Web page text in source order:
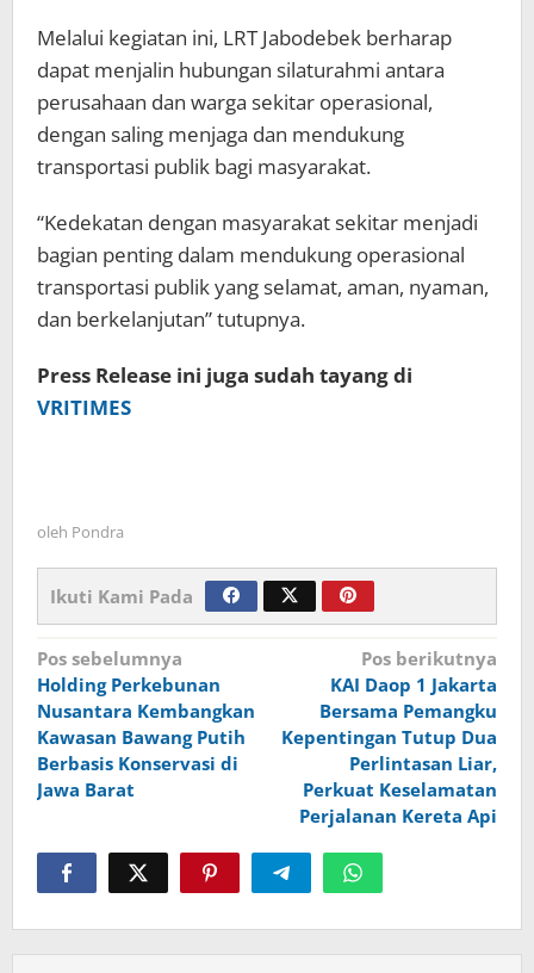
Melalui kegiatan ini, LRT Jabodebek berharap
dapat menjalin hubungan silaturahmi antara
perusahaan dan warga sekitar operasional,
dengan saling menjaga dan mendukung
transportasi publik bagi masyarakat.
“Kedekatan dengan masyarakat sekitar menjadi
bagian penting dalam mendukung operasional
transportasi publik yang selamat, aman, nyaman,
dan berkelanjutan” tutupnya.
Press Release ini juga sudah tayang di
VRITIMES
oleh Pondra
Ikuti Kami Pada
Navigasi
pos
Pos sebelumnya
Holding Perkebunan
Nusantara Kembangkan
Kawasan Bawang Putih
Berbasis Konservasi di
Jawa Barat
Pos berikutnya
KAI Daop 1 Jakarta
Bersama Pemangku
Kepentingan Tutup Dua
Perlintasan Liar,
Perkuat Keselamatan
Perjalanan Kereta Api